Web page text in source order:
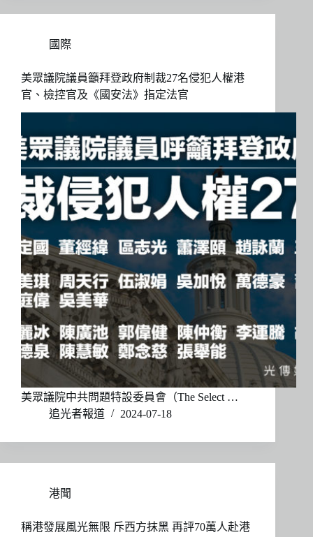
國際
美眾議院議員籲拜登政府制裁27名侵犯人權港
官、檢控官及《國安法》指定法官
美眾議院中共問題特設委員會（The Select …
追光者報道
2024-07-18
港聞
稱港發展風光無限 斥西方抹黑 再評70萬人赴港